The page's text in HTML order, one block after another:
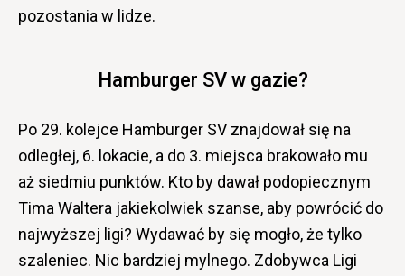
pozostania w lidze.
Hamburger SV w gazie?
Po 29. kolejce Hamburger SV znajdował się na
odległej, 6. lokacie, a do 3. miejsca brakowało mu
aż siedmiu punktów. Kto by dawał podopiecznym
Tima Waltera jakiekolwiek szanse, aby powrócić do
najwyższej ligi? Wydawać by się mogło, że tylko
szaleniec. Nic bardziej mylnego. Zdobywca Ligi